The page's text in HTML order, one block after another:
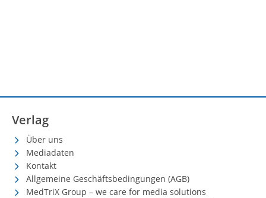
Verlag
Über uns
Mediadaten
Kontakt
Allgemeine Geschäftsbedingungen (AGB)
MedTriX Group – we care for media solutions